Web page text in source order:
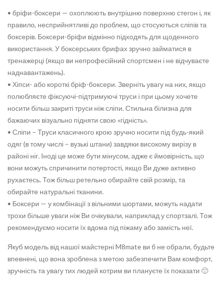
• бріфи-боксери — охоплюють внутрішню поверхню стегон і, як
правило, несприйнятливі до проблем, що стосуються сліпів та
боксерів. Боксери-бріфи відмінно підходять для щоденного
використання. У боксерських брифах зручно займатися в
тренажерці (якщо ви непрофесійний спортсмен і не відчуваєте
наднавантажень).
• Хіпси- або короткі бріф-боксери. Зверніть увагу на них, якщо
полюбляєте фіксуючі-підтримуючі труси і при цьому хочете
носити більш закриті труси ніж сліпи. Стильна білизна для
бажаючих візуально підняти свою «гідність».
• Сліпи – Труси класичного крою зручно носити під будь-який
одяг (в тому числі – вузькі штани) завдяки високому вирізу в
районі ніг. Іноді це може бути мінусом, адже є ймовірність, що
вони можуть спричинити потертості, якщо Ви дуже активно
рухаєтесь. Тож більш ретельно обирайте свій розмір, та
обирайте натуральні тканини.
• Боксери — у комбінації з вільними шортами, можуть надати
трохи більше уваги ніж Ви очікували, наприклад у спортзалі. Тож
рекомендуємо носити їх вдома під піжаму або замість неї.
Якуб модель від нашої майстерні M8mate ви б не обрали, будьте
впевнені, що вона зроблена з метою забезпечити Вам комфорт,
зручність та увагу тих людей котрим ви плануєте їх показати 🙂